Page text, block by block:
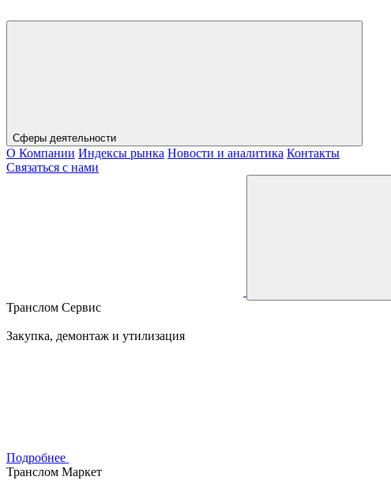
Сферы деятельности
О Компании Индексы рынка Новости и аналитика Контакты
Связаться с нами
Транслом Сервис
Закупка, демонтаж и утилизация
Подробнее
Транслом Маркет